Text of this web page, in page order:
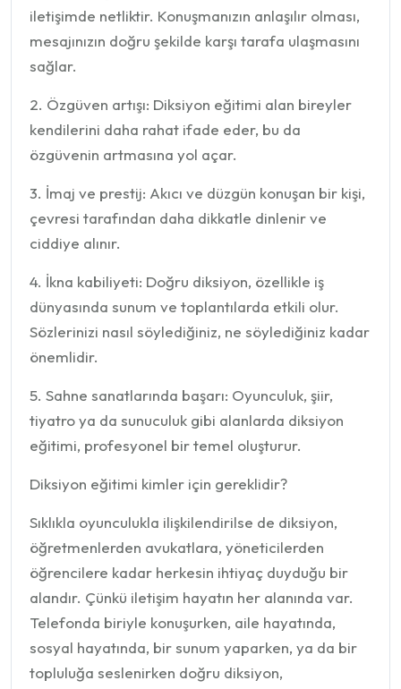
iletişimde netliktir. Konuşmanızın anlaşılır olması,
mesajınızın doğru şekilde karşı tarafa ulaşmasını
sağlar.
2. Özgüven artışı: Diksiyon eğitimi alan bireyler
kendilerini daha rahat ifade eder, bu da
özgüvenin artmasına yol açar.
3. İmaj ve prestij: Akıcı ve düzgün konuşan bir kişi,
çevresi tarafından daha dikkatle dinlenir ve
ciddiye alınır.
4. İkna kabiliyeti: Doğru diksiyon, özellikle iş
dünyasında sunum ve toplantılarda etkili olur.
Sözlerinizi nasıl söylediğiniz, ne söylediğiniz kadar
önemlidir.
5. Sahne sanatlarında başarı: Oyunculuk, şiir,
tiyatro ya da sunuculuk gibi alanlarda diksiyon
eğitimi, profesyonel bir temel oluşturur.
Diksiyon eğitimi kimler için gereklidir?
Sıklıkla oyunculukla ilişkilendirilse de diksiyon,
öğretmenlerden avukatlara, yöneticilerden
öğrencilere kadar herkesin ihtiyaç duyduğu bir
alandır. Çünkü iletişim hayatın her alanında var.
Telefonda biriyle konuşurken, aile hayatında,
sosyal hayatında, bir sunum yaparken, ya da bir
topluluğa seslenirken doğru diksiyon,